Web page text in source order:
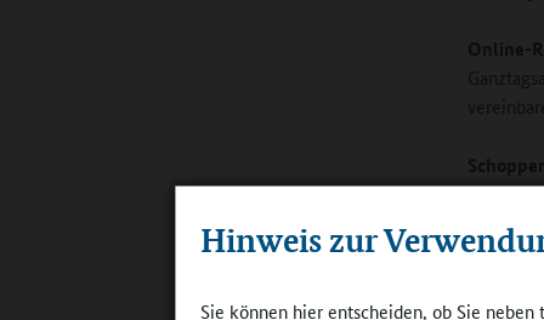
Hinweis zur
Sie können hier entscheiden, ob Sie
Online-
Schopper: